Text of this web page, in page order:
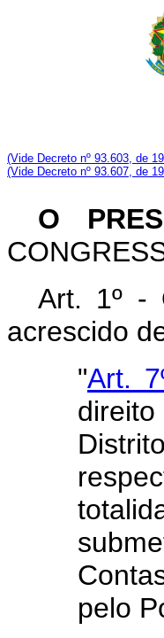
(Vide Decreto nº 93.603, de
(Vide Decreto nº 93.607, de
O
Art. 1º -
acrescido
"Art.
pelo